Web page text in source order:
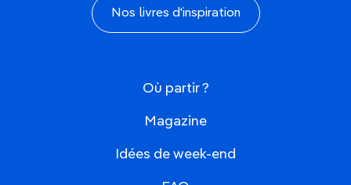
Nos livres d'inspiration
Où partir ?
Magazine
Idées de week-end